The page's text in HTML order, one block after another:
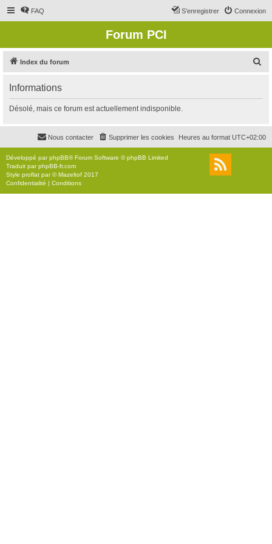
FAQ Connexion
S’enregistrer
Forum PCI
Index du forum
r
c
r
Informations
Désolé, mais ce forum est actuellement indisponible.
Heures au format UTC+02:00
Supprimer les cookies
Nous contacter
Développé parphpBB® Forum Software © phpBB Limited
Traduit parphpBB-fr.com
Style proflat par ©Mazeltof 2017
Confidentialité | Conditions